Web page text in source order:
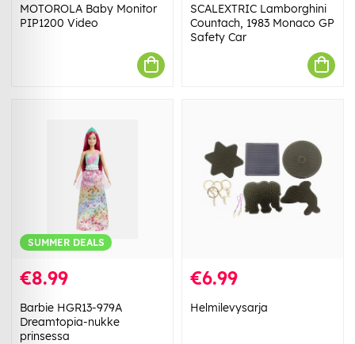
MOTOROLA Baby Monitor
PIP1200 Video
SCALEXTRIC Lamborghini
Countach, 1983 Monaco GP
Safety Car
SUMMER DEALS
€8.99
Barbie HGR13-979A
Dreamtopia-nukke
prinsessa
€6.99
Helmilevysarja